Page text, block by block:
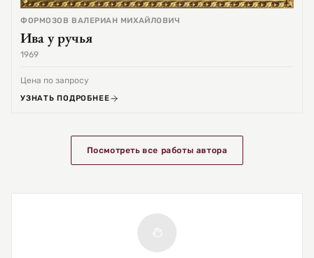
ФОРМОЗОВ ВАЛЕРИАН МИХАЙЛОВИЧ
Ива у ручья
1969
Цена по запросу
УЗНАТЬ ПОДРОБНЕЕ
Посмотреть все работы автора